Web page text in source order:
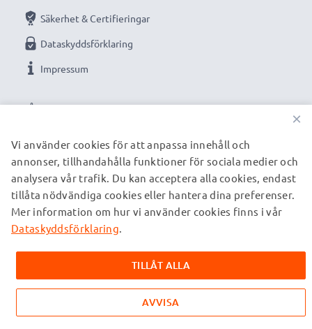
VÅRA BETALNINGSALTERNATIV
Säkerhet & Certifieringar
Dataskyddsförklaring
Impressum
VÅRA FRAKTPARTNERS
© subtel.se 2026
Alla priser är inklusive moms och exklusive fraktkostnader.
varumärken tillhörande deras ägare och anges på våra
webbsidor enbart för att ge information om våra produkter.
×
Vi använder cookies för att anpassa innehåll och
annonser, tillhandahålla funktioner för sociala medier och
analysera vår trafik. Du kan acceptera alla cookies, endast
tillåta nödvändiga cookies eller hantera dina preferenser.
Mer information om hur vi använder cookies finns i vår
Dataskyddsförklaring.
TILLÅT ALLA
AVVISA